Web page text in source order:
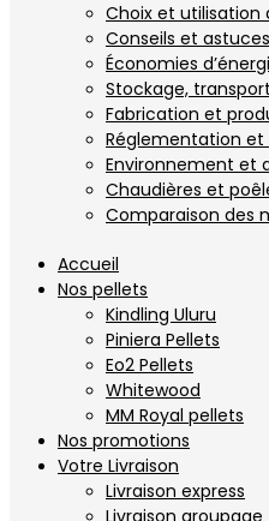
Choix et utilisation
Conseils et astuces
Économies
Stockage,
Fabrication et
Réglementation
Environnement et
Chaudières et
Comparaison des
Accueil
Nos pellets
Kindling Uluru
Piniera Pellets
Eo2 Pellets
Whitewood
MM Royal pellets
Nos promotions
Votre Livraison
Livraison express
Livraison groupage